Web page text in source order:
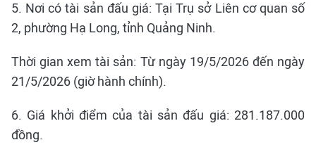
5. Nơi có tài sản đấu giá: Tại Trụ sở Liên cơ quan số
2, phường Hạ Long, tỉnh Quảng Ninh.
Thời gian xem tài sản: Từ ngày 19/5/2026 đến ngày
21/5/2026 (giờ hành chính).
6. Giá khởi điểm của tài sản đấu giá: 281.187.000
đồng.